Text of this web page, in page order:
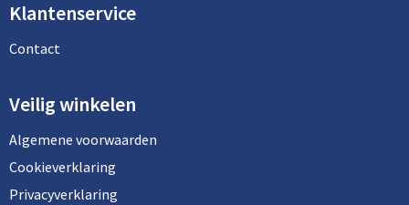
Klantenservice
Contact
Veilig winkelen
Algemene voorwaarden
Cookieverklaring
Privacyverklaring